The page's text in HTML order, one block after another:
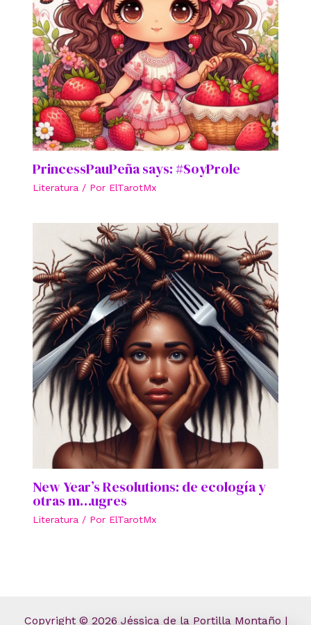
PrincessPauPeña says: #SoyProle
Literatura / Por ElTarotMx
New Year’s Resolutions: de ecología y
otras m…ugres
Literatura / Por ElTarotMx
Copyright © 2026 Jéssica de la Portilla Montaño |